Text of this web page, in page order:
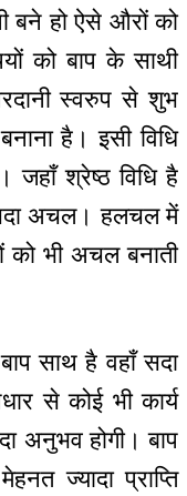
बने हो ऐसे औरों को
को बाप के साथी
स्वरुप से शुभ
है। इसी विधि
जहाँ श्रेष्ठ विधि है
सदा अचल। हलचल में
भी अचल बनाती
साथ है वहाँ सदा
से कोई भी कार्य
अनुभव होगी। बाप
ज्यादा प्राप्ति